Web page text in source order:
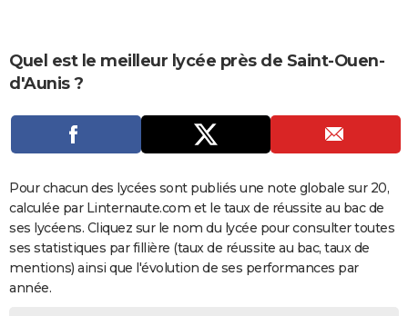
Carte de Noël
Carte Bonne année
Carte Saint-Valentin
Carte Pâques
Carte d'anniversaire
DICTIONNAIRE
Dictionnaire
Biographies
Citations
Expressions
Proverbes
PROGRAMME TV
S'inscrire
Se connecter
Lycées
Collèges
Primaires
Universités
Entreprises
Service militaire
Avis de recherche
AVIS DE DÉCÈS
FORUM
Bricolage
Lifestyle
Culture
Sport
Auto
Television
Voyage
Cinema
Quel est le meilleur lycée près de Saint-Ouen-
d'Aunis ?
Pour chacun des lycées sont publiés une note globale sur 20,
calculée par Linternaute.com et le taux de réussite au bac de
ses lycéens. Cliquez sur le nom du lycée pour consulter toutes
ses statistiques par fillière (taux de réussite au bac, taux de
mentions) ainsi que l'évolution de ses performances par
année.